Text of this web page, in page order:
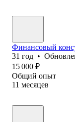
Финансовый
31 год •
15 000 ₽
Общий опыт
11 месяцев